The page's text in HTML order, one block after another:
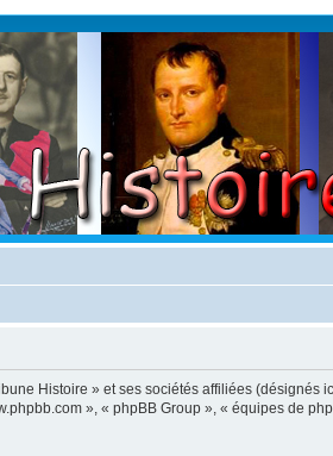
Histoire » et ses sociétés affiliées
», « phpBB Group », « équipes de